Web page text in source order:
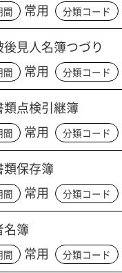
間 常用 分類コード
後見人名簿つづり
間 常用 分類コード
類点検引継簿
間 常用 分類コード
類保存簿
間 常用 分類コード
名簿
間 常用 分類コード